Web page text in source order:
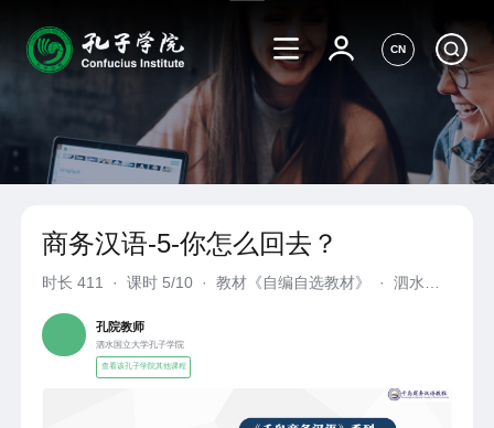
CN
商务汉语-5-你怎么回去？
时长411 · 课时 5/10 · 教材《自编自选教材》 ·
泗水国
孔院教师
泗水国立大学孔子学院
查看该孔子学院其他课程